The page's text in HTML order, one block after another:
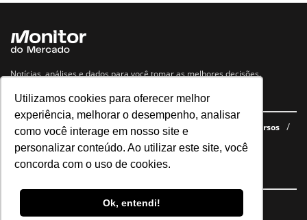
Utilizamos cookies para oferecer melhor
experiência, melhorar o desempenho, analisar
como você interage em nosso site e
personalizar conteúdo. Ao utilizar este site, você
concorda com o uso de cookies.
Ok, entendi!
Notícias, análises e dados para você tomar as melhores decisões.
Navegue no site
Últimas notícias Quem somos E-books gratuitos
Cursos
Política de privacidade